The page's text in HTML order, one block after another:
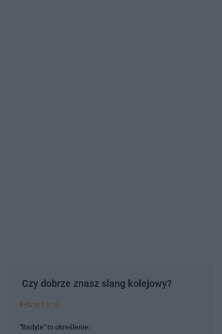
Czy dobrze znasz slang kolejowy?
Pytanie 1 z 10
"Badyle" to określenie: